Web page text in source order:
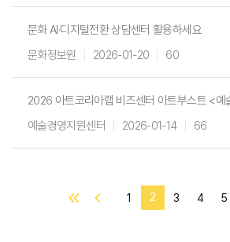
문화 AI·디지털전환 상담센터 활용하세요
문화정보원
2026-01-20 60
2026 아트코리아랩 비즈센터 아트부스트 <
예술경영지원센터
2026-01-14 66
1 2 3 4 5